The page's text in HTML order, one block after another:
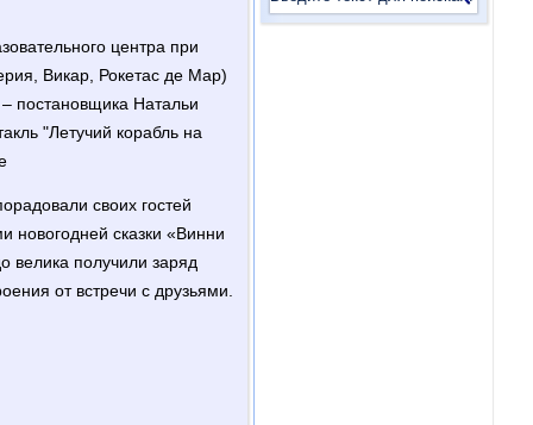
центра при
Викар, Рокетас де Мар)
постановщика Натальи
"Летучий корабль на
своих гостей
новогодней сказки «Винни
велика получили заряд
от встречи с друзьями.